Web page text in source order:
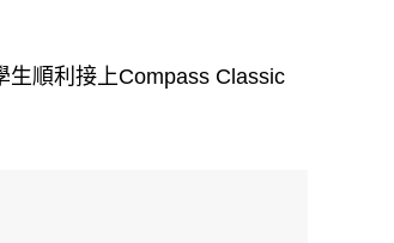
生順利接上Compass Classic